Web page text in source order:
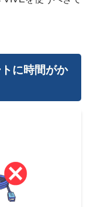
に時間がか